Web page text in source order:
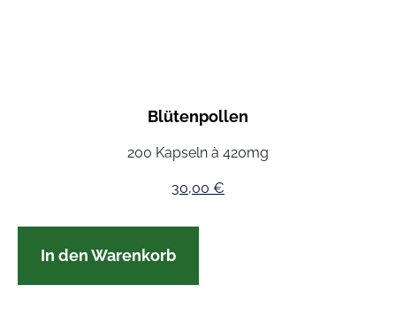
Blütenpollen
200 Kapseln à 420mg
30,00 €
In den Warenkorb